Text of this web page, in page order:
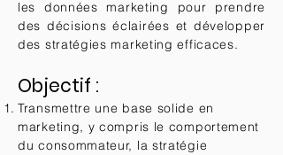
les données marketing pour prendre
des décisions éclairées et développer
des stratégies marketing efficaces.
Objectif :
Transmettre une base solide en
marketing, y compris le comportement
du consommateur, la stratégie